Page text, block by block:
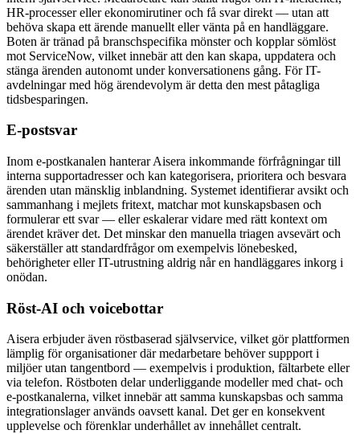
HR-processer eller ekonomirutiner och få svar direkt — utan att
behöva skapa ett ärende manuellt eller vänta på en handläggare.
Boten är tränad på branschspecifika mönster och kopplar sömlöst
mot ServiceNow, vilket innebär att den kan skapa, uppdatera och
stänga ärenden autonomt under konversationens gång. För IT-
avdelningar med hög ärendevolym är detta den mest påtagliga
tidsbesparingen.
E-postsvar
Inom e-postkanalen hanterar Aisera inkommande förfrågningar till
interna supportadresser och kan kategorisera, prioritera och besvara
ärenden utan mänsklig inblandning. Systemet identifierar avsikt och
sammanhang i mejlets fritext, matchar mot kunskapsbasen och
formulerar ett svar — eller eskalerar vidare med rätt kontext om
ärendet kräver det. Det minskar den manuella triagen avsevärt och
säkerställer att standardfrågor om exempelvis lönebesked,
behörigheter eller IT-utrustning aldrig når en handläggares inkorg i
onödan.
Röst-AI och voicebottar
Aisera erbjuder även röstbaserad självservice, vilket gör plattformen
lämplig för organisationer där medarbetare behöver suppport i
miljöer utan tangentbord — exempelvis i produktion, fältarbete eller
via telefon. Röstboten delar underliggande modeller med chat- och
e-postkanalerna, vilket innebär att samma kunskapsbas och samma
integrationslager används oavsett kanal. Det ger en konsekvent
upplevelse och förenklar underhållet av innehållet centralt.